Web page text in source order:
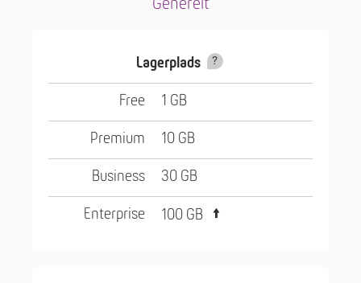
Generelt
Lagerplads
1 GB
10 GB
30 GB
100 GB